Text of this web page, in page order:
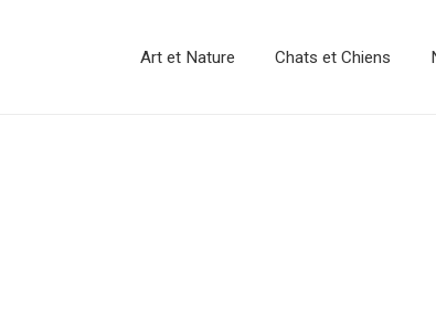
Art et Nature Chats et Chiens